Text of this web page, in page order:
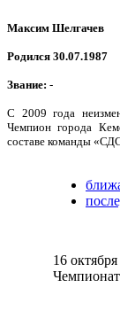
Максим Шелгачев
Родился 30.07.1987
Звание: -
С 2009 года
Чемпион города
составе команды
16 октября